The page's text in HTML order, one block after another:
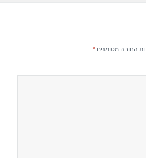
החובה מסומנים*